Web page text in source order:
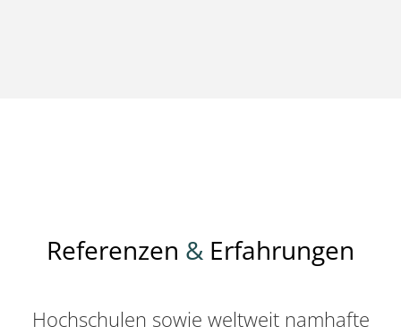
Referenzen & Erfahrungen
Hochschulen sowie weltweit namhafte